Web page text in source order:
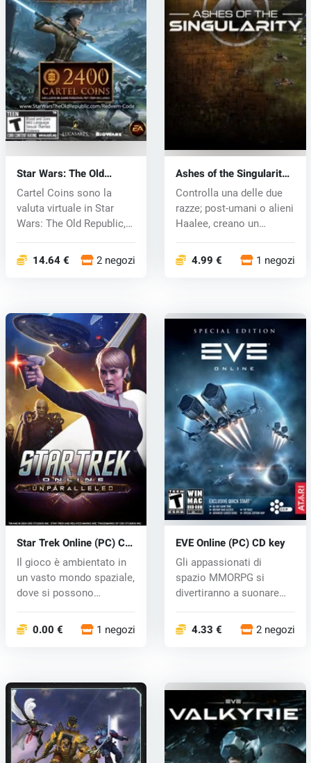
Star Wars: The Old
Republic Cartel Coins
(PC) CD key
Cartel Coins sono la
valuta virtuale in Star
Wars: The Old Republic,
14.64 € 2 negozi
Ashes of the Singularity
(PC) CD key
Controlla una delle due
razze; post-umani o alieni
Haalee, creano un
4.99 € 1 negozi
Star Trek Online (PC) CD
key
Il gioco è ambientato in
un vasto mondo spaziale,
dove si possono
0.00 € 1 negozi
EVE Online (PC) CD key
Gli appassionati di
spazio MMORPG si
divertiranno a suonare
4.33 € 2 negozi